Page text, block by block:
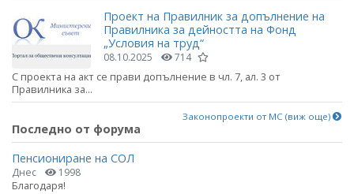
Проект на Правилник за допълнение на
Правилника за дейността на Фонд
„Условия на труд“
08.10.2025 714
С проекта на акт се прави допълнение в чл. 7, ал. 3 от
Правилника за...
Законопроекти от МС (виж още)
Последно от форума
Пенсиониране на СОЛ
Днес 1998
Благодаря!